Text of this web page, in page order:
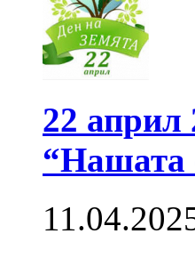
22 април
“Нашата